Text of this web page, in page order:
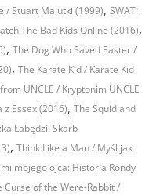
/ Stuart Malutki (1999), SWAT:
The Bad Kids Online (2016),
, The Dog Who Saved Easter /
, The Karate Kid / Karate Kid
UNCLE / Kryptonim UNCLE
z Essex (2016), The Squid and
Łabędzi: Skarb
, Think Like a Man / Myśl jak
mojego ojca: Historia Rondy
Curse of the Were-Rabbit /